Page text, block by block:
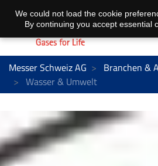
Messer Schweiz AG
Branchen &
Wasser & Umwelt
We could not load the cookie
By continuing you accept essential